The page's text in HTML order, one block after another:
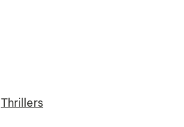
Thrillers